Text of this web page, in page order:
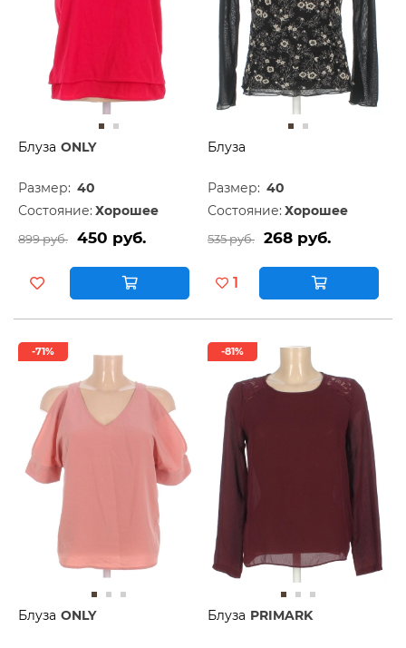
Блуза ONLY
Размер: 40
Состояние: Хорошее
899 руб. 450 руб.
Блуза
Размер: 40
Состояние: Хорошее
535 руб. 268 руб.
1
-71%
Блуза ONLY
-81%
Блуза PRIMARK